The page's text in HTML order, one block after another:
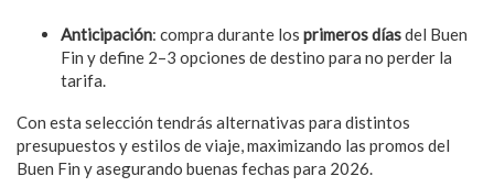
Anticipación: compra durante los primeros díasdel Buen
Fin y define 2–3 opciones de destino para no perder la
tarifa.
Con esta selección tendrás alternativas para distintos
presupuestos y estilos de viaje, maximizando las promos del
Buen Fin y asegurando buenas fechas para 2026.